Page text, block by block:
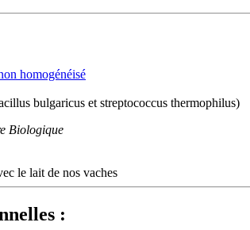
homogénéisé
bulgaricus et streptococcus thermophilus)
Biologique
le lait de nos vaches
: